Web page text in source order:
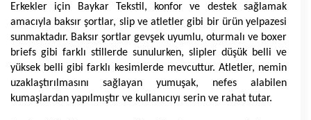
Erkekler için Baykar Tekstil, konfor ve destek sağlamak
amacıyla baksır şortlar, slip ve atletler gibi bir ürün yelpazesi
sunmaktadır. Baksır şortlar gevşek uyumlu, oturmalı ve boxer
briefs gibi farklı stillerde sunulurken, slipler düşük belli ve
yüksek belli gibi farklı kesimlerde mevcuttur. Atletler, nemin
uzaklaştırılmasını sağlayan yumuşak, nefes alabilen
kumaşlardan yapılmıştır ve kullanıcıyı serin ve rahat tutar.